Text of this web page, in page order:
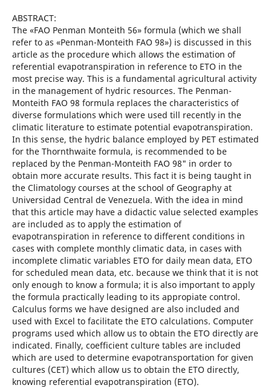
ABSTRACT:
The «FAO Penman Monteith 56» formula (which we shall
refer to as «Penman-Monteith FAO 98») is discussed in this
article as the procedure which allows the estimation of
referential evapotranspiration in reference to ETO in the
most precise way. This is a fundamental agricultural activity
in the management of hydric resources. The Penman-
Monteith FAO 98 formula replaces the characteristics of
diverse formulations which were used till recently in the
climatic literature to estimate potential evapotranspiration.
In this sense, the hydric balance employed by PET estimated
for the Thornthwaite formula, is recommended to be
replaced by the Penman-Monteith FAO 98" in order to
obtain more accurate results. This fact it is being taught in
the Climatology courses at the school of Geography at
Universidad Central de Venezuela. With the idea in mind
that this article may have a didactic value selected examples
are included as to apply the estimation of
evapotranspiration in reference to different conditions in
cases with complete monthly climatic data, in cases with
incomplete climatic variables ETO for daily mean data, ETO
for scheduled mean data, etc. because we think that it is not
only enough to know a formula; it is also important to apply
the formula practically leading to its appropiate control.
Calculus forms we have designed are also included and
used with Excel to facilitate the ETO calculations. Computer
programs used which allow us to obtain the ETO directly are
indicated. Finally, coefficient culture tables are included
which are used to determine evapotransportation for given
cultures (CET) which allow us to obtain the ETO directly,
knowing referential evapotranspiration (ETO).